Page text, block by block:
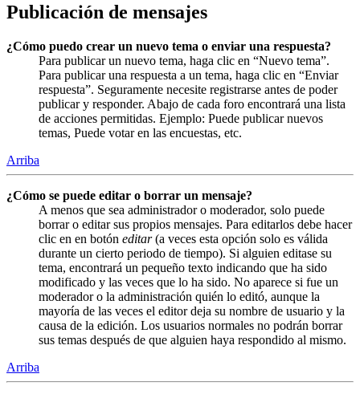
Publicación de mensajes
¿Cómo puedo crear un nuevo tema o enviar una respuesta?
Para publicar un nuevo tema, haga clic en “Nuevo tema”.
Para publicar una respuesta a un tema, haga clic en “Enviar
respuesta”. Seguramente necesite registrarse antes de poder
publicar y responder. Abajo de cada foro encontrará una lista
de acciones permitidas. Ejemplo: Puede publicar nuevos
temas, Puede votar en las encuestas, etc.
Arriba
¿Cómo se puede editar o borrar un mensaje?
A menos que sea administrador o moderador, solo puede
borrar o editar sus propios mensajes. Para editarlos debe hacer
clic en en botón editar(a veces esta opción solo es válida
durante un cierto periodo de tiempo). Si alguien editase su
tema, encontrará un pequeño texto indicando que ha sido
modificado y las veces que lo ha sido. No aparece si fue un
moderador o la administración quién lo editó, aunque la
mayoría de las veces el editor deja su nombre de usuario y la
causa de la edición. Los usuarios normales no podrán borrar
sus temas después de que alguien haya respondido al mismo.
Arriba